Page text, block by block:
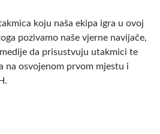
koju naša ekipa igra u ovoj
pozivamo naše vjerne navijače,
da prisustvuju utakmici te
na osvojenom prvom mjestu i